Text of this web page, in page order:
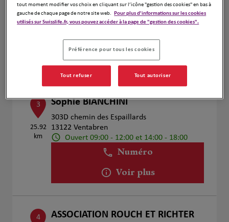
23.7 km
30 impasse du Grilladou
13320 Bouc Bel Air
Fermé actuellement
Numéro
Voir plus
3
25.92
km
Sophie BIANCHINI
303D chemin des Espaillards
13122 Ventabren
Ouvert 09:00 - 12:00 et 14:00 - 18:00
Numéro
Voir plus
4 ASSOCIATION ROUCH ET RICHTER
tout moment modifier vos choix en cliquant sur l’icône "gestion des cookies" en bas à
gauche de chaque page de notre site web.
Pour plus d'informations sur les cookies
utilisés sur Swisslife.fr, vous pouvez accéder à la page de "gestion des cookies".
Préférence pour tous les cookies
Tout refuser Tout autoriser